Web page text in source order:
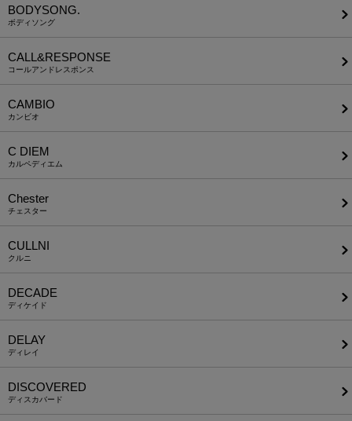
BODYSONG.
ボディソング
CALL&RESPONSE
コールアンドレスポンス
CAMBIO
カンビオ
C DIEM
カルペディエム
Chester
チェスター
CULLNI
クルニ
DECADE
ディケイド
DELAY
ディレイ
DISCOVERED
ディスカバード